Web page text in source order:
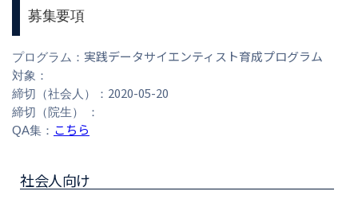
募集要項
プログラム： 実践データサイエンティスト育成プログラム
対象：
締切（社会人）： 2020-05-20
締切（院生） ：
QA集： こちら
社会人向け